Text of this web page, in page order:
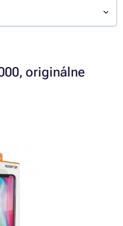
originálne